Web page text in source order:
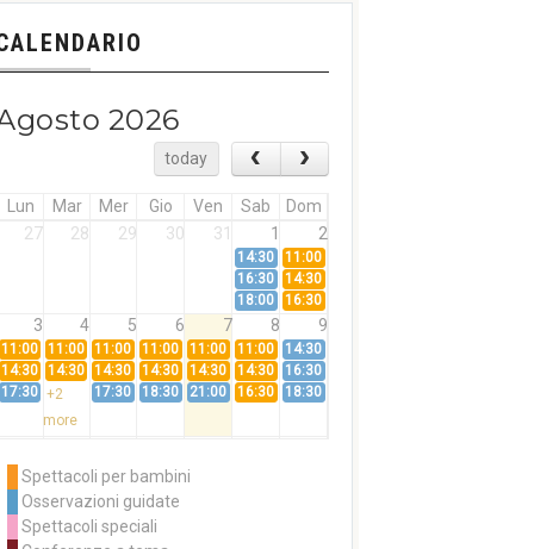
2026
today
Lun Mar Mer Gio Ven Sab
Dom
27
28 29 30 31 1 2
14:30
11:00
16:30
14:30
18:00
16:30
3 4 5 6 7 8 9
11:00 11:00 11:00 11:00 11:00 11:00
14:30
14:30 14:30 14:30 14:30 14:30 14:30
16:30
17:30 +2
more
17:30 18:30 21:00 16:30 18:30
11:00
14:30
+3
more
Spettacoli per bambini
Osservazioni guidate
Spettacoli speciali